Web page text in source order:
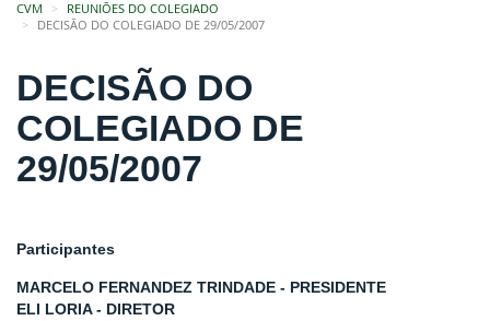
CVM
REUNIÕES DO COLEGIADO
DECISÃO DO COLEGIADO DE 29/05/2007
DECISÃO DO
COLEGIADO DE
29/05/2007
Participantes
MARCELO FERNANDEZ TRINDADE - PRESIDENTE
ELI LORIA - DIRETOR